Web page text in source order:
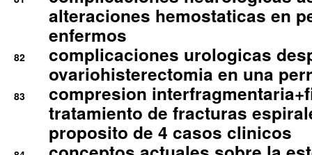
alteraciones hemostaticas en
enfermos
82
complicaciones urologicas
ovariohisterectomia en una
83
compresion
tratamiento de fracturas
proposito de 4 casos clinicos